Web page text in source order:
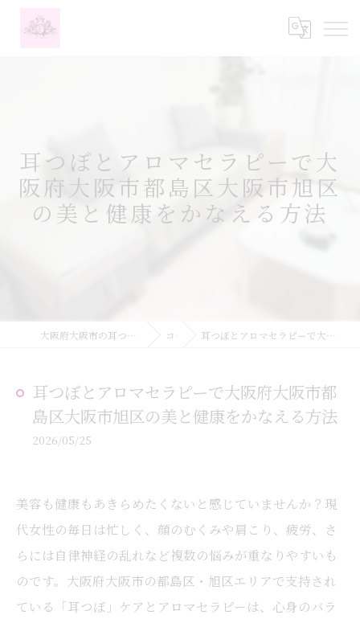
耳つぼとアロマセラピーで大
阪府大阪市都島区大阪市旭区
の美と健康をかなえる方法
大阪府大阪市の耳つぼなら耳つぼダイエットサロンふーみん コラム 耳つぼとアロマセラピーで大阪府大阪市都島区大阪市旭区の美と健康をかなえる方法
耳つぼとアロマセラピーで大阪府大阪市都
島区大阪市旭区の美と健康をかなえる方法
2026/05/25
美容も健康もあきらめたくないと感じていませんか？現
代女性の毎日は忙しく、顔のむくみや肩こり、疲労、さ
らには自律神経の乱れなど複数の悩みが重なりやすいも
のです。大阪府大阪市の都島区・旭区エリアで支持され
ている「耳つぼ」ケアとアロマセラピーは、心身のバラ